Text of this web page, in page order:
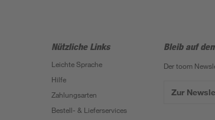
Nützliche Links
Leichte Sprache
Hilfe
Zahlungsarten
Bestell- & Lieferservices
Bleib auf
Der toom
Zur